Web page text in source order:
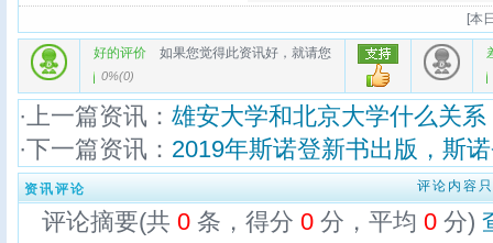
[本
好的评价 如果您觉得此资讯好，就请您
0%(0)
·上一篇资讯： 雄安大学和北京大学什么关
·下一篇资讯： 2019年斯诺登新书出版，斯
资讯评论 评论内容
评论摘要(共 0 条，得分 0 分，平均 0 分)